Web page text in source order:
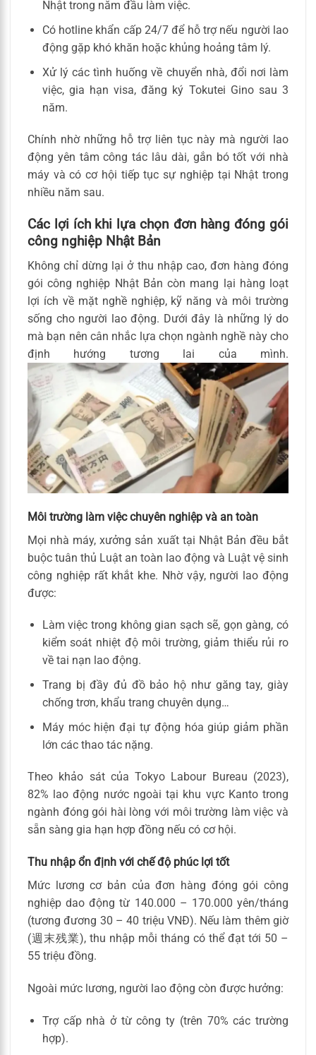
Nhật trong năm đầu làm việc.
Có hotline khẩn cấp 24/7 để hỗ trợ nếu người lao
động gặp khó khăn hoặc khủng hoảng tâm lý.
Xử lý các tình huống về chuyển nhà, đổi nơi làm
việc, gia hạn visa, đăng ký Tokutei Gino sau 3
năm.
Chính nhờ những hỗ trợ liên tục này mà người lao
động yên tâm công tác lâu dài, gắn bó tốt với nhà
máy và có cơ hội tiếp tục sự nghiệp tại Nhật trong
nhiều năm sau.
Các lợi ích khi lựa chọn đơn hàng đóng gói
công nghiệp Nhật Bản
Không chỉ dừng lại ở thu nhập cao, đơn hàng đóng
gói công nghiệp Nhật Bản còn mang lại hàng loạt
lợi ích về mặt nghề nghiệp, kỹ năng và môi trường
sống cho người lao động. Dưới đây là những lý do
mà bạn nên cân nhắc lựa chọn ngành nghề này cho
định hướng tương lai của mình.
Môi trường làm việc chuyên nghiệp và an toàn
Mọi nhà máy, xưởng sản xuất tại Nhật Bản đều bắt
buộc tuân thủ Luật an toàn lao động và Luật vệ sinh
công nghiệp rất khắt khe. Nhờ vậy, người lao động
được:
Làm việc trong không gian sạch sẽ, gọn gàng, có
kiểm soát nhiệt độ môi trường, giảm thiểu rủi ro
về tai nạn lao động.
Trang bị đầy đủ đồ bảo hộ như găng tay, giày
chống trơn, khẩu trang chuyên dụng…
Máy móc hiện đại tự động hóa giúp giảm phần
lớn các thao tác nặng.
Theo khảo sát của Tokyo Labour Bureau (2023),
82% lao động nước ngoài tại khu vực Kanto trong
ngành đóng gói hài lòng với môi trường làm việc và
sẵn sàng gia hạn hợp đồng nếu có cơ hội.
Thu nhập ổn định với chế độ phúc lợi tốt
Mức lương cơ bản của đơn hàng đóng gói công
nghiệp dao động từ 140.000 – 170.000 yên/tháng
(tương đương 30 – 40 triệu VNĐ). Nếu làm thêm giờ
(週末残業), thu nhập mỗi tháng có thể đạt tới 50 –
55 triệu đồng.
Ngoài mức lương, người lao động còn được hưởng:
Trợ cấp nhà ở từ công ty (trên 70% các trường
hợp).